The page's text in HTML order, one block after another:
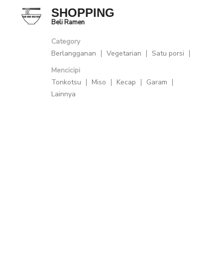
SHOPPING
Beli Ramen
Category
Berlangganan
Vegetarian
Satu porsi
Mencicipi
Tonkotsu
Miso Kecap
Garam
Lainnya